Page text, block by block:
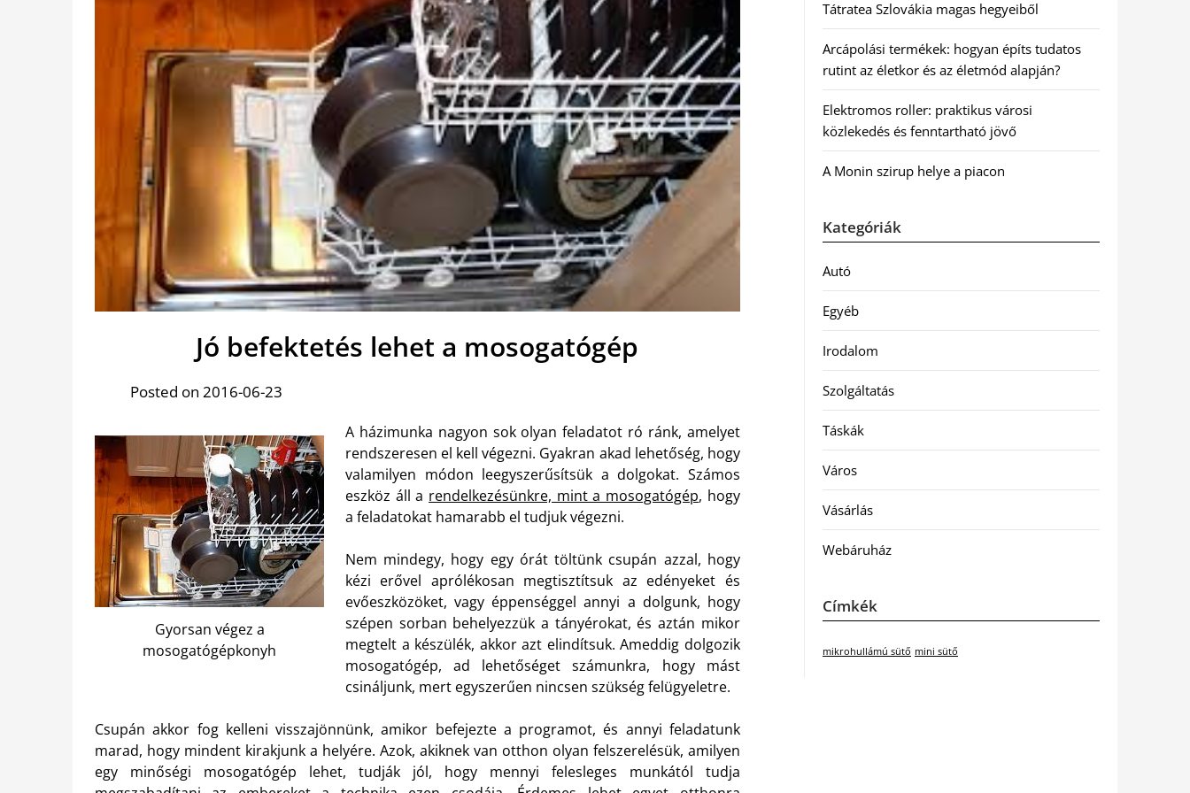
Jó befektetés lehet a mosogatógép
Posted on 2016-06-23
Gyorsan végez a
mosogatógépkonyh
A házimunka nagyon sok olyan feladatot ró ránk, amelyet
rendszeresen el kell végezni. Gyakran akad lehetőség, hogy
valamilyen módon leegyszerűsítsük a dolgokat. Számos
eszköz áll a rendelkezésünkre, mint a mosogatógép, hogy
a feladatokat hamarabb el tudjuk végezni.
Nem mindegy, hogy egy órát töltünk csupán azzal, hogy
kézi erővel aprólékosan megtisztítsuk az edényeket és
evőeszközöket, vagy éppenséggel annyi a dolgunk, hogy
szépen sorban behelyezzük a tányérokat, és aztán mikor
megtelt a készülék, akkor azt elindítsuk. Ameddig dolgozik
mosogatógép, ad lehetőséget számunkra, hogy mást
csináljunk, mert egyszerűen nincsen szükség felügyeletre.
Csupán akkor fog kelleni visszajönnünk, amikor befejezte a programot, és annyi feladatunk
marad, hogy mindent kirakjunk a helyére. Azok, akiknek van otthon olyan felszerelésük, amilyen
egy minőségi mosogatógép lehet, tudják jól, hogy mennyi felesleges munkától tudja
Tátratea Szlovákia magas hegyeiből
Arcápolási termékek: hogyan építs tudatos
rutint az életkor és az életmód alapján?
Elektromos roller: praktikus városi
közlekedés és fenntartható jövő
A Monin szirup helye a piacon
Kategóriák
Autó
Egyéb
Irodalom
Szolgáltatás
Táskák
Város
Vásárlás
Webáruház
Címkék
mikrohullámú sütő mini sütő